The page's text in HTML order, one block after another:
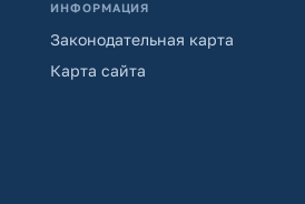
ИНФОРМАЦИЯ
Законодательная карта
Карта сайта